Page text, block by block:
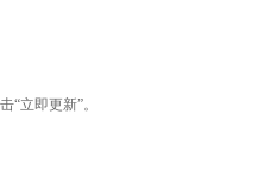
“立即更新”。